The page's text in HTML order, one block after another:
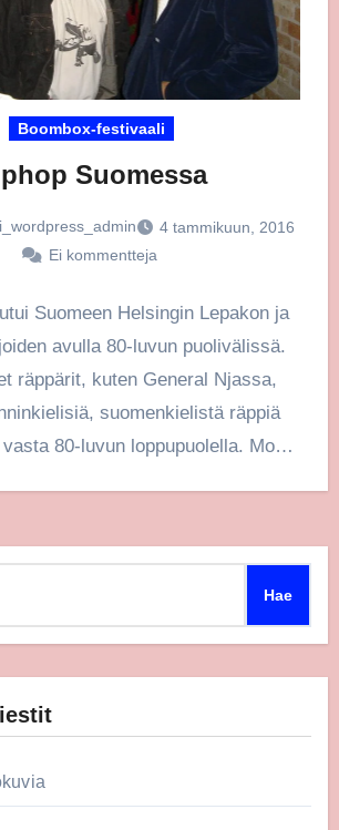
Boombox-festivaali
Suomessa
4 tammikuun, 2016
Ei kommentteja
Suomeen Helsingin Lepakon ja
avulla 80-luvun puolivälissä.
räppärit, kuten General Njassa,
suomenkielistä räppiä
80-luvun loppupuolella. Monet